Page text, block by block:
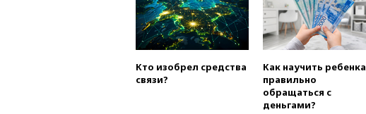
Кто изобрел средства
связи?
Как научить ребенка
правильно
обращаться с
деньгами?